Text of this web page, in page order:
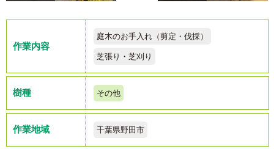
作業内容
庭木のお手入れ（剪定・伐採）
芝張り・芝刈り
樹種 その他
作業地域 千葉県野田市